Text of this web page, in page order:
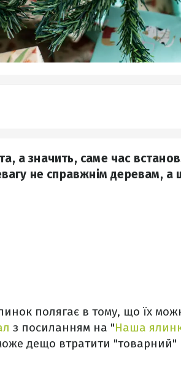
а значить, саме час
не справжнім деревам, а
полягає в тому, що їх
з посиланням на "Наша
дещо втратити